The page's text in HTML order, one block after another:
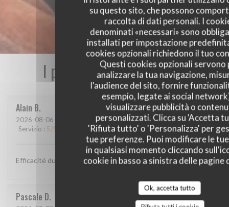
su questo sito, che possono
raccolta di dati personali. I
denominati «necessari» sono
installati per impostazione
cookies opzionali richiedono il tuo
Questi cookies opzionali servono
analizzare la tua navigazione,
l'audience del sito, fornire
esempio, legate ai social
visualizzare pubblicità o
personalizzati. Clicca su 'Accetta
'Rifiuta tutto' o 'Personalizza' per
tue preferenze. Puoi modificare le
in qualsiasi momento cliccando
cookie in basso a sinistra delle pagine
Ok, accetta tutto
I pareri dei nostri clienti
Alain B
2026-08-06 - 12:00 - Ospiti 2
Servizio : 5/5 Atmosfera :4/5 Cucina: 4/5 Qualità / Prezzo: 4/5
Efficacité du personnel, plats goûteux
Pascale D